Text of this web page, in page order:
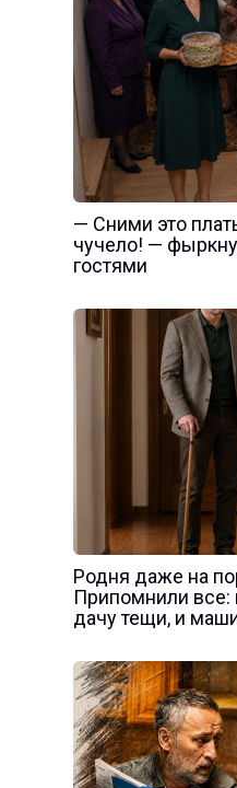
— Сними это
чучело! —
гостями
Родня даже на
Припомнили все:
дачу тещи, и